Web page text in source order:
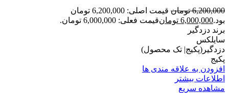
6,200,000 تومان
قیمت اصلی: 6,200,000 تومان
بود.6,000,000 تومانقیمت فعلی: 6,000,000 تومان.
برند دزدگیر
سایلکس
دزدگیر(پکیج| تک محصول)
پکیج
افزودن به علاقه مندی ها
اطلاعات بیشتر
مشاهده سریع